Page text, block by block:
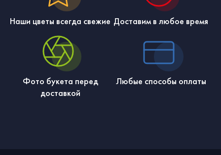
Наши цветы всегда свежие Доставим в любое время
Фото букета перед
доставкой
Любые способы оплаты